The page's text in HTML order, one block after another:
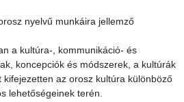
nyelvű munkáira jellemző
a kultúra-, kommunikáció- és
koncepciók és módszerek, a kultúrák
az orosz kultúra különböző
lehetőségeinek terén.